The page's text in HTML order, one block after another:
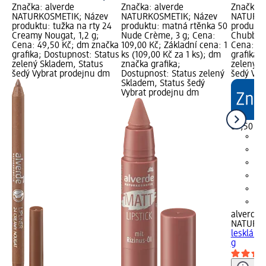
Značka: alverde
NATURKOSMETIK; Název
produktu: tužka na rty 24
Creamy Nougat, 1,2 g;
Cena: 49,50 Kč; dm značka
grafika; Dostupnost: Status
zelený Skladem, Status
šedý Vybrat prodejnu dm
Značka: alverde
NATURKOSMETIK; Název
produktu: matná rtěnka 50
Nude Crème, 3 g; Cena:
109,00 Kč; Základní cena: 1
ks (109,00 Kč za 1 ks); dm
značka grafika;
Dostupnost: Status zelený
Skladem, Status šedý
Vybrat prodejnu dm
Značka:
Chubby
Cena:
grafika;
zelený
šedý
89,50 Kč
alverde
lesklá
g